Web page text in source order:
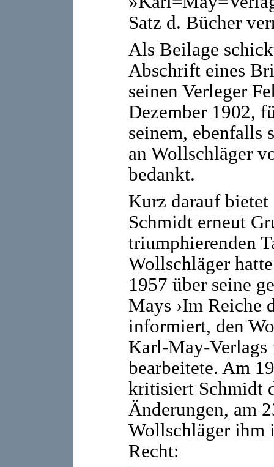
Satz d. Bücher
Als Beilage
Abschrift eines
seinen Verleger
Dezember 1902,
seinem, ebenfalls
an Wollschläger
bedankt.
Kurz darauf
Schmidt erneut
triumphierenden
Wollschläger
1957 über seine
Mays ›Im Reiche
informiert, den
Karl-May-Verlags
bearbeitete. Am
kritisiert Schmidt
Änderungen, am
Wollschläger ihm
Recht: